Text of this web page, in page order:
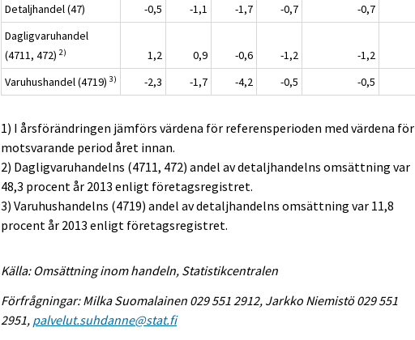
Detaljhandel (47)
-0,5 -1,1 -1,7 -0,7 -0,7
Dagligvaruhandel
(4711, 472)2) 1,2 0,9 -0,6 -1,2 -1,2
Varuhushandel (4719)3) -2,3 -1,7 -4,2 -0,5 -0,5
1) I årsförändringen jämförs värdena för referensperioden med värdena för
motsvarande period året innan.
2) Dagligvaruhandelns (4711, 472) andel av detaljhandelns omsättning var
48,3 procent år 2013 enligt företagsregistret.
3) Varuhushandelns (4719) andel av detaljhandelns omsättning var 11,8
procent år 2013 enligt företagsregistret.
Källa: Omsättning inom handeln, Statistikcentralen
Förfrågningar: Milka Suomalainen 029 551 2912, Jarkko Niemistö 029 551
2951, palvelut.suhdanne@stat.fi